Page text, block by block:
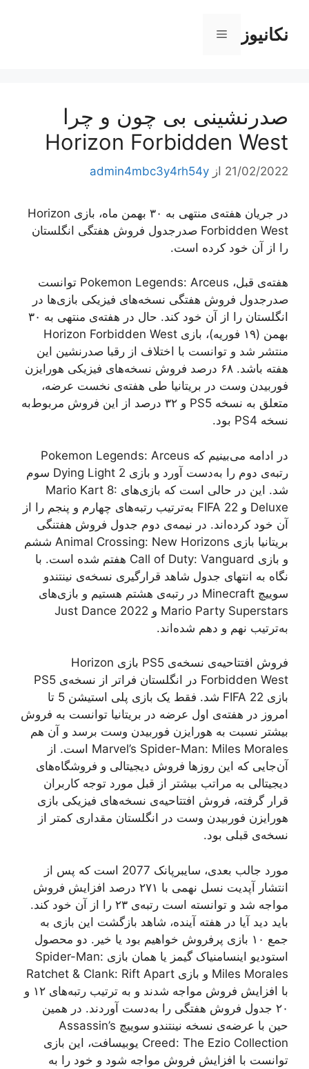
محتوانکانیوز فهرست
صدرنشینی بی چون و چرا
Horizon Forbidden West
21/02/2022 از admin4mbc3y4rh54y
در جریان هفته‌ی منتهی به ۳۰ بهمن ماه، بازی Horizon
Forbidden West صدرجدول فروش هفتگی انگلستان
را از آن خود کرده است.
هفته‌ی قبل، Pokemon Legends: Arceus توانست
صدرجدول فروش هفتگی نسخه‌های فیزیکی بازی‌ها در
انگلستان را از آن خود کند. حال در هفته‌ی منتهی به ۳۰
بهمن (۱۹ فوریه)، بازی Horizon Forbidden West
منتشر شد و توانست با اختلاف از رقبا صدرنشین این
هفته باشد. ۶۸ درصد فروش نسخه‌های فیزیکی هورایزن
فوربیدن وست در بریتانیا طی هفته‌ی نخست عرضه،
متعلق به نسخه PS5 و ۳۲ درصد از این فروش مربوط‌به
نسخه PS4 بود.
در ادامه می‌بینیم که Pokemon Legends: Arceus
رتبه‌ی دوم را به‌دست آورد و بازی Dying Light 2 سوم
شد. این در حالی است که بازی‌های Mario Kart 8:
Deluxe و FIFA 22 به‌ترتیب رتبه‌های چهارم و پنجم را از
آن خود کرده‌اند. در نیمه‌ی دوم جدول فروش هفتنگی
بریتانیا بازی Animal Crossing: New Horizons ششم
و بازی Call of Duty: Vanguard هفتم شده است. با
نگاه به انتهای جدول شاهد قرارگیری نسخه‌ی نینتندو
سوییچ Minecraft در رتبه‌ی هشتم هستیم و بازی‌های
Mario Party Superstars و Just Dance 2022
به‌ترتیب نهم و دهم شده‌اند.
فروش افتتاحیه‌ی نسخه‌ی PS5 بازی Horizon
Forbidden West در انگلستان فراتر از نسخه‌ی PS5
بازی FIFA 22 شد. فقط یک بازی پلی استیشن 5 تا
امروز در هفته‌ی اول عرضه در بریتانیا توانست به فروش
بیشتر نسبت به هورایزن فوربیدن وست برسد و آن هم
Marvel’s Spider-Man: Miles Morales است. از
آن‌جایی که این روزها فروش دیجیتالی و فروشگاه‌های
دیجیتالی به مراتب بیشتر از قبل مورد توجه کاربران
قرار گرفته، فروش افتتاحیه‌ی نسخه‌های فیزیکی بازی
هورایزن فوربیدن وست در انگلستان مقداری کمتر از
نسخه‌ی قبلی بود.
مورد جالب بعدی، سایبرپانک 2077 است که پس از
انتشار آپدیت نسل نهمی با ۲۷۱ درصد افزایش فروش
مواجه شد و توانسته است رتبه‌ی ۲۳ را از‌ آن خود کند.
باید دید آیا در هفته آینده، شاهد بازگشت این بازی به
جمع ۱۰ بازی پرفروش خواهیم بود یا خیر. دو محصول
استودیو اینسامنیاک گیمز یا همان بازی Spider-Man:
Miles Morales و بازی Ratchet & Clank: Rift Apart
با افزایش فروش مواجه شدند و به ترتیب رتبه‌های ۱۲ و
۲۰ جدول فروش هفتگی را به‌دست آوردند. در همین
حین با عرضه‌ی نسخه نینتندو سوییچ Assassin’s
Creed: The Ezio Collection یوبیسافت، این بازی
توانست با افزایش فروش مواجه شود و خود را به